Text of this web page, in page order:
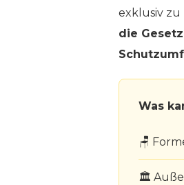
exklusiv zu
die
Was
🪑
🏛